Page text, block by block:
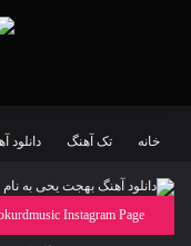
خانه تک آهنگ دانلود
Instagram Page